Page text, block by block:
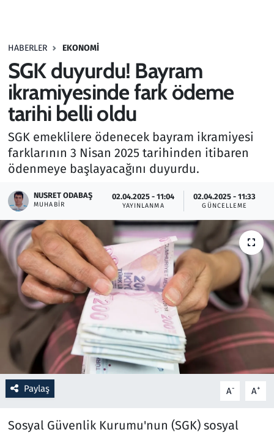
HABERLER EKONOMI
SGK duyurdu! Bayram
ikramiyesinde fark ödeme
tarihi belli oldu
SGK emeklilere ödenecek bayram ikramiyesi
farklarının 3 Nisan 2025 tarihinden itibaren
ödenmeye başlayacağını duyurdu.
NUSRET ODABAŞ
MUHABIR
02.04.2025 - 11:04
YAYINLANMA
02.04.2025 - 11:33
GÜNCELLEME
Paylaş A- A+
Sosyal Güvenlik Kurumu'nun (SGK) sosyal
Haber
Kültür Sanat
Kurumsal Haberler
Lezzet Durağı
Memur ve Kamu
Otomobil
Oyun
Ramazan
Resmi İlanlar
Rüya Tabirleri
Sağlık
Savunma Sanayi
Seçim 2023